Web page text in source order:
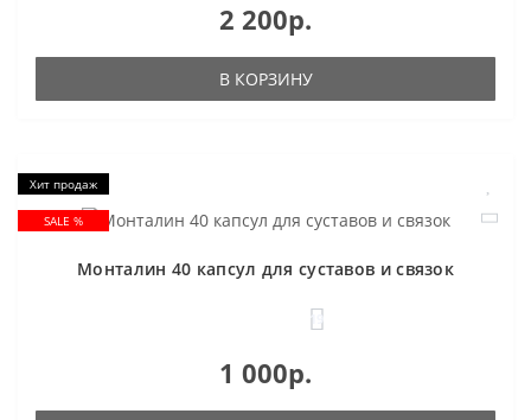
2 200р.
В КОРЗИНУ
Хит продаж
SALE %
Монталин 40 капсул для суставов и связок
19
1 000р.